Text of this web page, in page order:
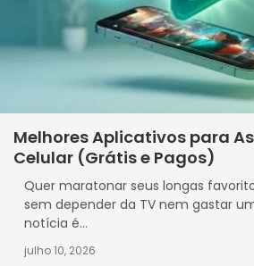
Melhores Aplicativos para
Celular (Grátis e Pagos)
Quer maratonar seus longas
sem depender da TV nem gastar
notícia é...
julho 10, 2026